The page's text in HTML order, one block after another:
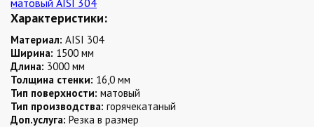
Характеристики:
Материал: AISI 304
Ширина: 1500 мм
Длина: 3000 мм
Толщина стенки: 16,0 мм
Тип поверхности: матовый
Тип производства: горячекатаный
Доп.услуга: Резка в размер